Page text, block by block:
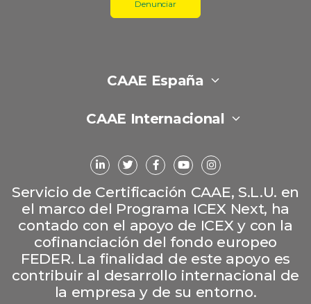
Denunciar
CAAE España
CAAE Internacional
Servicio de Certificación CAAE, S.L.U. en
el marco del Programa ICEX Next, ha
contado con el apoyo de ICEX y con la
cofinanciación del fondo europeo
FEDER. La finalidad de este apoyo es
contribuir al desarrollo internacional de
la empresa y de su entorno.